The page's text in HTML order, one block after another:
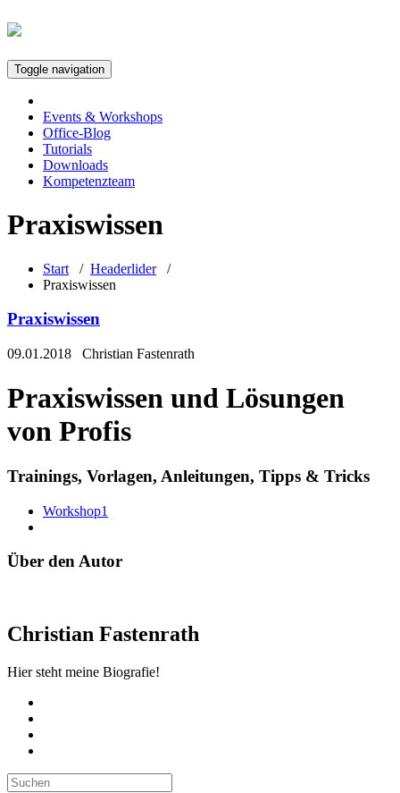
Toggle navigation
Events & Workshops
Office-Blog
Tutorials
Downloads
Kompetenzteam
Praxiswissen
Start / Headerlider/
Praxiswissen
Praxiswissen
09.01.2018 Christian Fastenrath
Praxiswissen und Lösungen
von Profis
Trainings, Vorlagen, Anleitungen, Tipps & Tricks
Workshop1
Über den Autor
Christian Fastenrath
Hier steht meine Biografie!